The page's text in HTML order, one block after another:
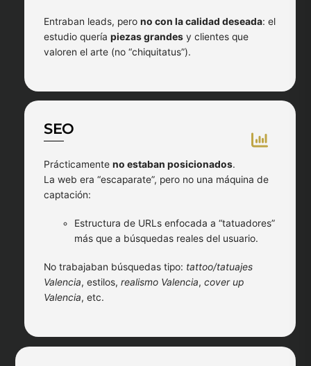
Entraban leads, perono con la calidad deseada: el
estudio queríapiezas grandes y clientes que
valoren el arte (no “chiquitatus”).
SEO
Prácticamenteno estaban posicionados.
La web era “escaparate”, pero no una máquina de
captación:
Estructura de URLs enfocada a “tatuadores”
más que a búsquedas reales del usuario.
No trabajaban búsquedas tipo: tattoo/tatuajes
Valencia, estilos,realismo Valencia,cover up
Valencia, etc.